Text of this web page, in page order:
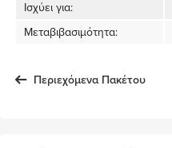
Ισχύει για:
Μεταβιβασιμότητα:
Περιεχόμενα Πακέτου